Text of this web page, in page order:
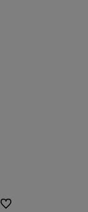
Do ulubionych